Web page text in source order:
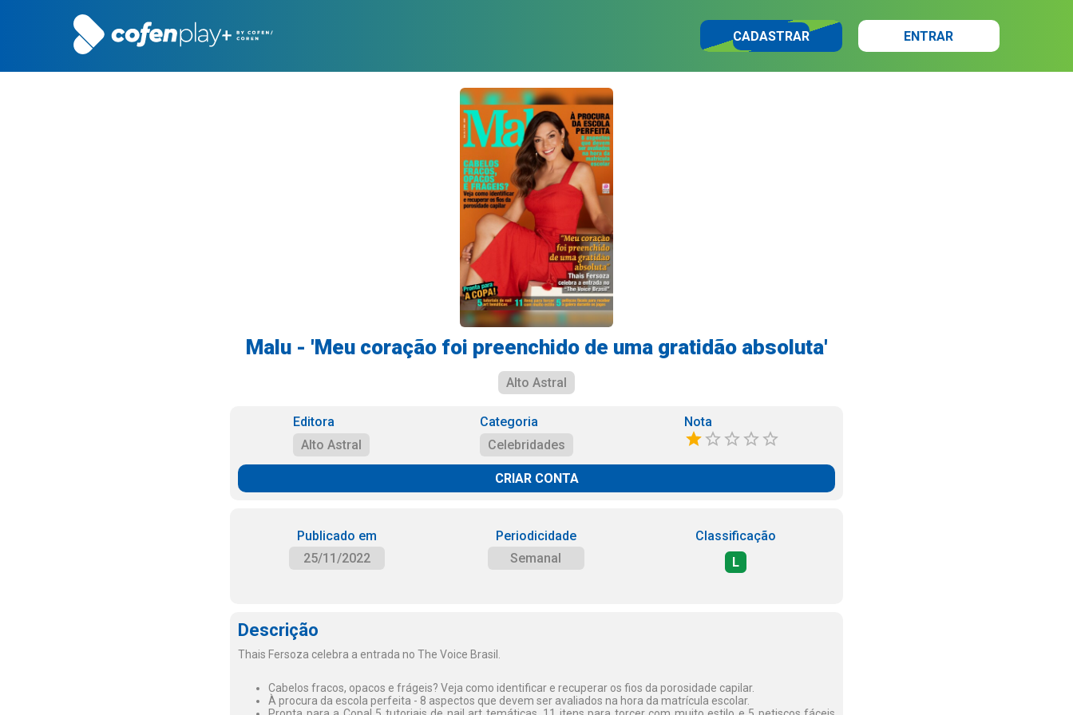
CADASTRAR ENTRAR
Malu - 'Meu coração foi preenchido de uma gratidão absoluta'
Alto Astral
Editora
Alto Astral
Categoria
Celebridades
Nota
CRIAR CONTA
Publicado em
25/11/2022
Periodicidade
Semanal
Classificação
L
Descrição
Thais Fersoza celebra a entrada no The Voice Brasil.
Cabelos fracos, opacos e frágeis? Veja como identificar e recuperar os fios da porosidade capilar.
À procura da escola perfeita - 8 aspectos que devem ser avaliados na hora da matrícula escolar.